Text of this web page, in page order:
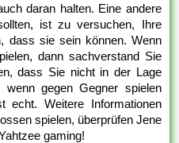
daran halten. Eine andere
ist zu versuchen, Ihre
dass sie sein können. Wenn
dann sachverstand Sie
dass Sie nicht in der Lage
gegen Gegner spielen
echt. Weitere Informationen
spielen, überprüfen Jene
gaming!